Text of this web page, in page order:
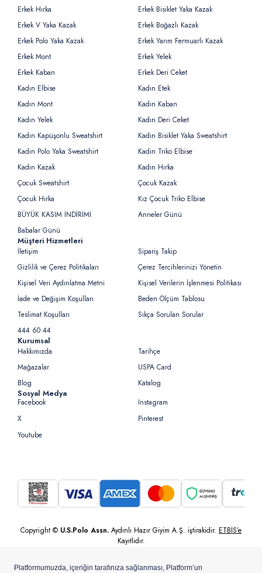
Erkek Hırka
Erkek Bisiklet Yaka Kazak
Erkek V Yaka Kazak
Erkek Boğazlı Kazak
Erkek Polo Yaka Kazak
Erkek Yarım Fermuarlı Kazak
Erkek Mont
Erkek Yelek
Erkek Kaban
Erkek Deri Ceket
Kadın Elbise
Kadın Etek
Kadın Mont
Kadın Kaban
Kadın Yelek
Kadın Deri Ceket
Kadın Kapüşonlu Sweatshirt
Kadın Bisiklet Yaka Sweatshirt
Kadın Polo Yaka Sweatshirt
Kadın Triko Elbise
Kadın Kazak
Kadın Hırka
Çocuk Sweatshirt
Çocuk Kazak
Çocuk Hırka
Kız Çocuk Triko Elbise
BÜYÜK KASIM İNDİRİMİ
Anneler Günü
Babalar Günü
Müşteri Hizmetleri
İletişim
Sipariş Takip
Gizlilik ve Çerez Politikaları
Çerez Tercihlerinizi Yönetin
Kişisel Veri Aydınlatma Metni
Kişisel Verilerin İşlenmesi Politikası
İade ve Değişim Koşulları
Beden Ölçüm Tablosu
Teslimat Koşulları
Sıkça Sorulan Sorular
444 60 44
Kurumsal
Hakkımızda
Tarihçe
Mağazalar
USPA Card
Blog
Katalog
Sosyal Medya
Facebook
Instagram
X
Pinterest
Youtube
Copyright © U.S.Polo Assn. Aydınlı Hazır Giyim A.Ş. iştirakidir. ETBİS’e
Kayıtlıdır.